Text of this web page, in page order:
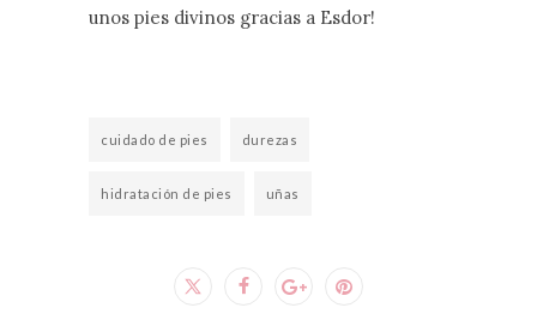
unos pies divinos gracias a Esdor!
cuidado de pies durezas
hidratación de pies uñas